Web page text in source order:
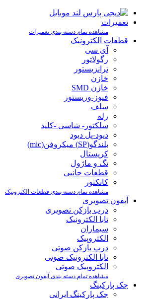
تعمیرات
مشاهده تمام دسته بندی تعمیرات
قطعات الکترونیک
آی سی
رگولاتور
ترانزیستور
خازن
خازن SMD
فیوز-وریستور
سلف
رله
سلکتور- شاسی -کلید
دیود-پل دیود
بلندگو(SP) میکروفن(mic)
کریستال
تگ و ماژول
قطعات جانبی
کانکتور
مشاهده تمام دسته بندی قطعات الکترونیک
آیفون تصویری
درب بازکن تصویری
تابا الکترونیک
سیماران
الکتروپیک
درب بازکن صوتی
تابا الکترونیک صوتی
الکتروپیک صوتی
مشاهده تمام دسته بندی آیفون تصویری
جک پارکینگ
جک پارکینگ ایرانی